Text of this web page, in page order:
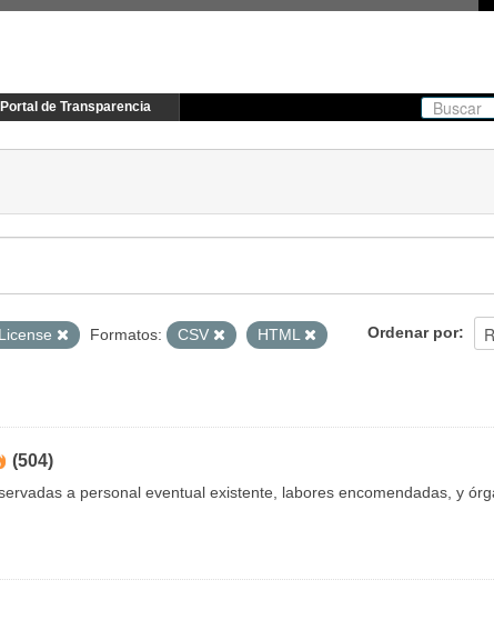
Portal de Transparencia
Ordenar por
Formatos: CSV
HTML
(504)
a personal eventual existente, labores encomendadas, y